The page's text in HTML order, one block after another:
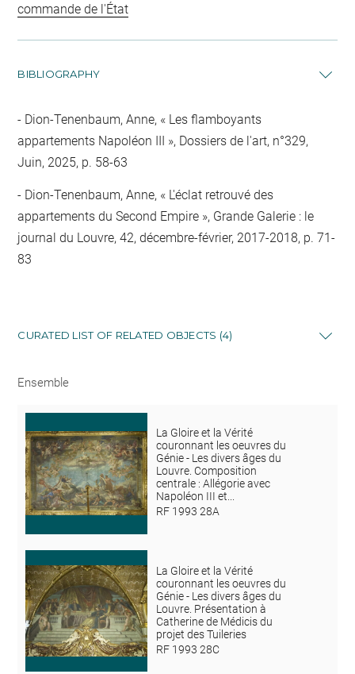
commande de l'État
BIBLIOGRAPHY
Dion-Tenenbaum, Anne, « Les flamboyants
appartements Napoléon III », Dossiers de l'art, n°329,
Juin, 2025, p. 58-63
Dion-Tenenbaum, Anne, « L'éclat retrouvé des
appartements du Second Empire », Grande Galerie : le
journal du Louvre, 42, décembre-février, 2017-2018, p. 71-
83
CURATED LIST OF RELATED OBJECTS (4)
Ensemble
La Gloire et la Vérité
couronnant les oeuvres du
Génie - Les divers âges du
Louvre. Composition
centrale : Allégorie avec
Napoléon III et...
RF 1993 28A
La Gloire et la Vérité
couronnant les oeuvres du
Génie - Les divers âges du
Louvre. Présentation à
Catherine de Médicis du
projet des Tuileries
RF 1993 28C